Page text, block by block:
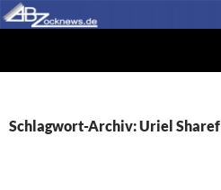
Zum
Inhalt
Schlagwort-Archiv: Uriel Sharef